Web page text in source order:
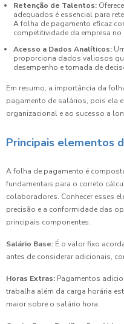
Retenção de Talentos:
adequados é essencial para
A folha de pagamento eficaz
competitividade da empresa
Acesso a Dados Analíticos:
proporciona dados valiosos
desempenho e tomada de
Em resumo, a importância da
pagamento de salários, pois ela
organizacional e ao sucesso a
Principais elementos
A folha de pagamento é
fundamentais para o correto
colaboradores. Conhecer esses
precisão e a conformidade das
principais componentes:
Salário Base: É o valor fixo
antes de considerar adicionais,
Horas Extras: Pagamentos
trabalha além da carga horária
maior sobre o salário hora.